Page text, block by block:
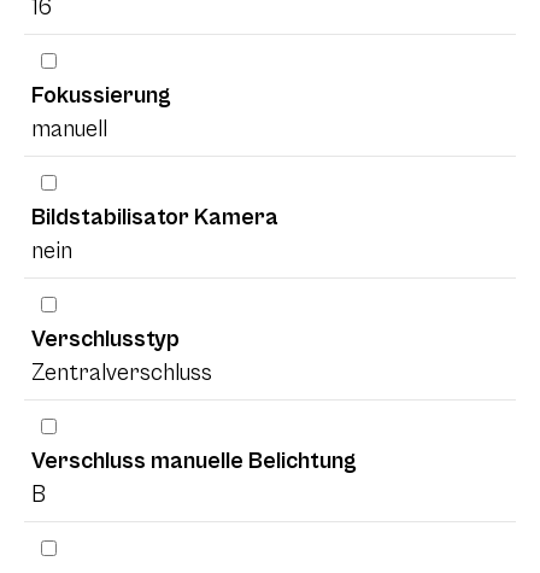
16
Fokussierung
manuell
Bildstabilisator Kamera
nein
Verschlusstyp
Zentralverschluss
Verschluss manuelle Belichtung
B